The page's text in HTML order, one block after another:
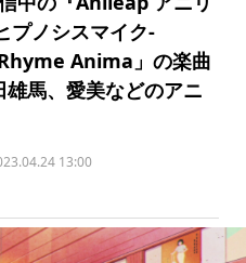
プノシスマイク-
Anima」の楽曲
馬、愛美などのアニ
13:00